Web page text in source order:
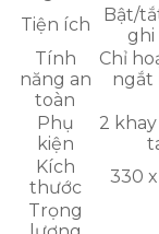
Tiện ích
Bật/
Tính
năng an
toàn
Chỉ
ngắt
Phụ
kiện
2
Kích
thước
330
Trọng